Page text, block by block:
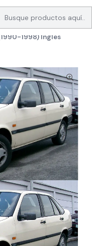
AUTOMOTRIZ
Fiat
1998) Ingles